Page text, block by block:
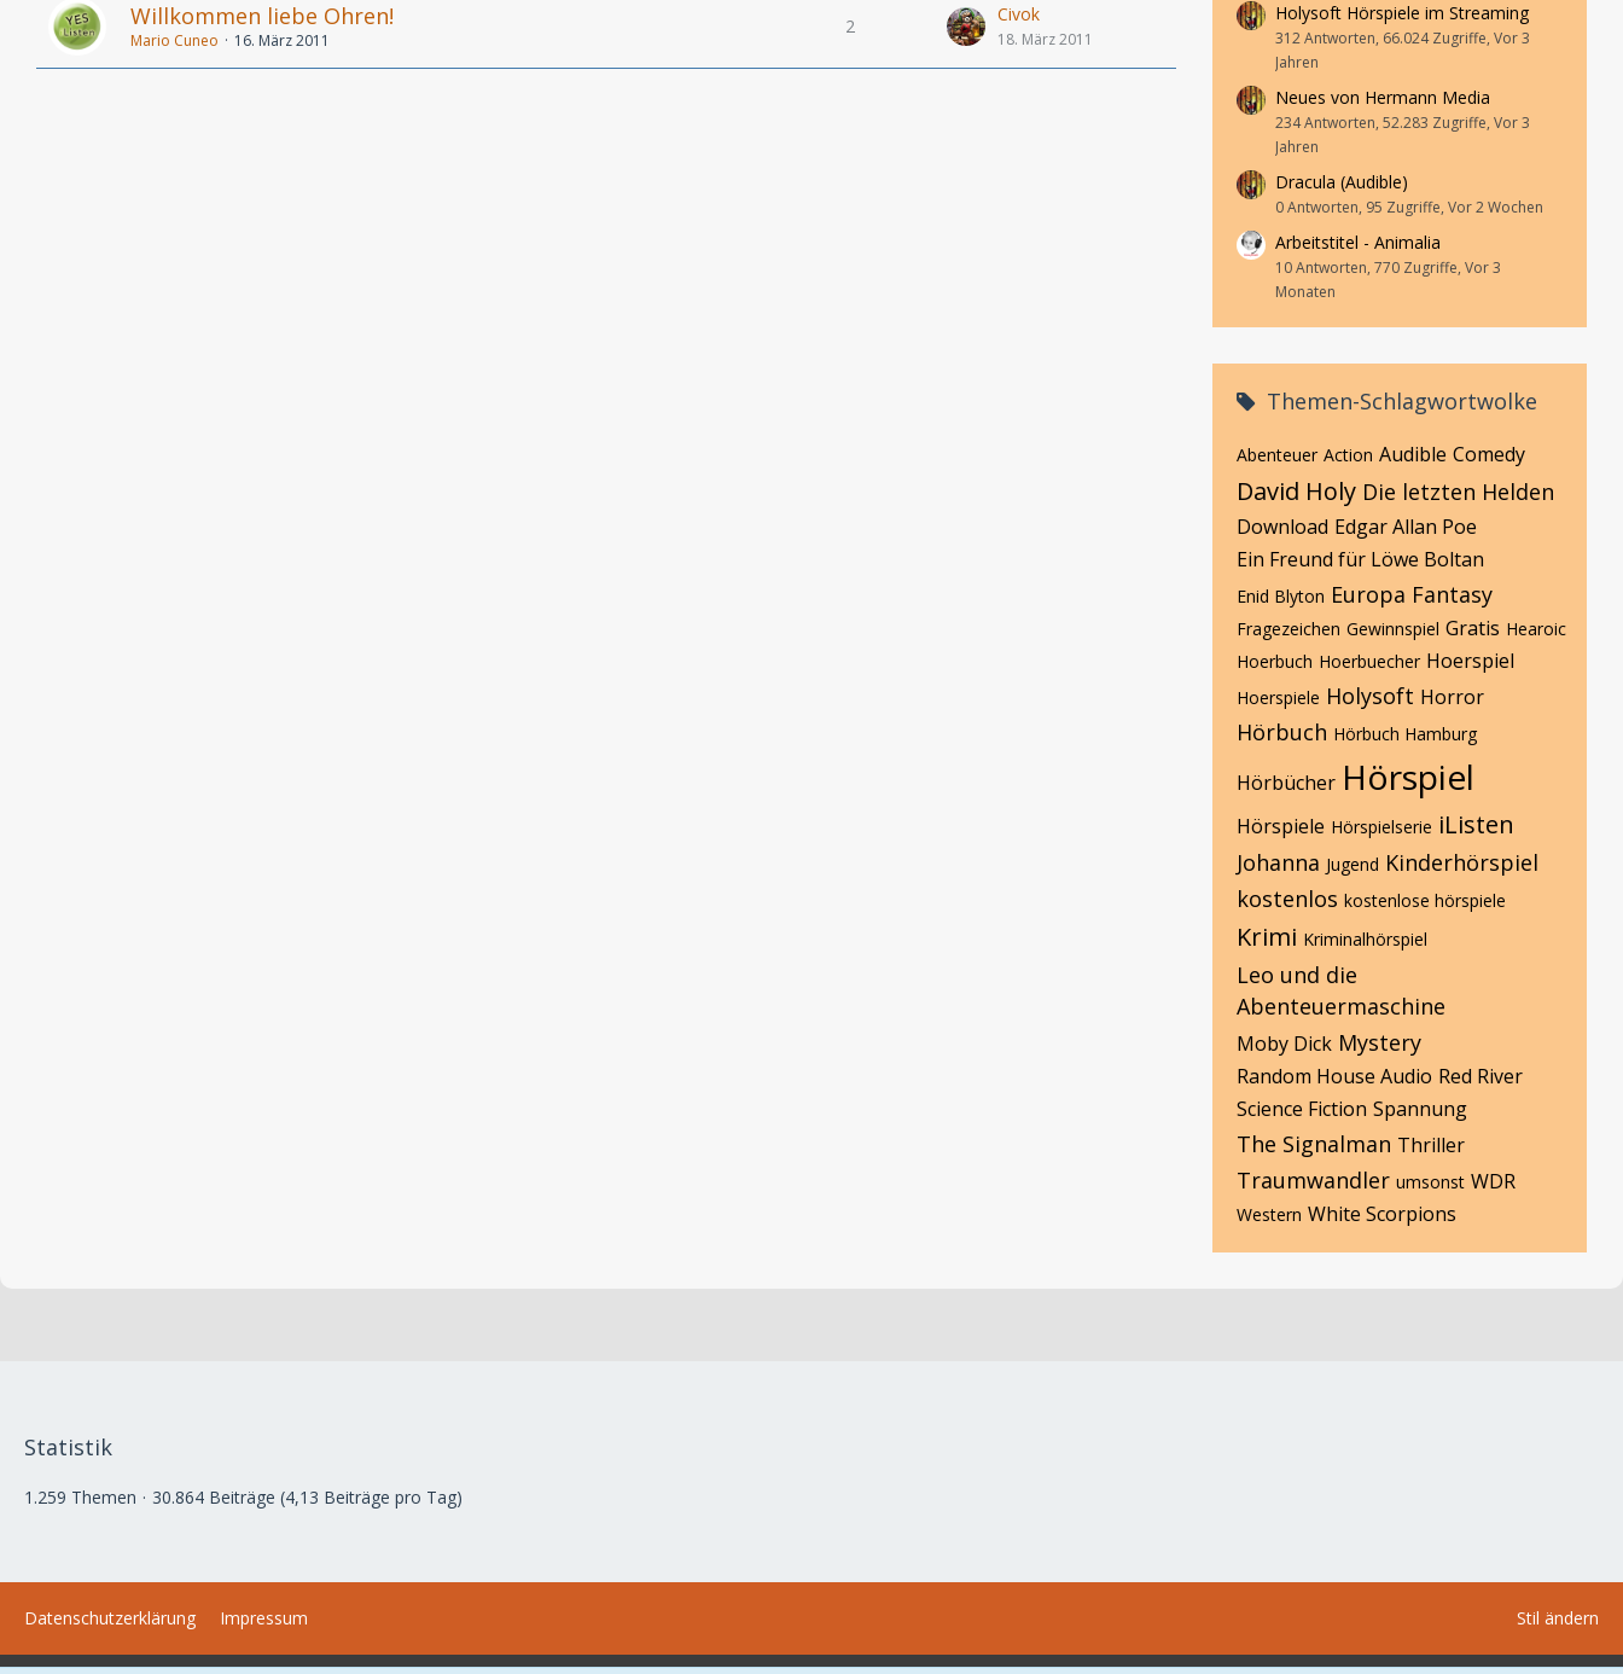
Willkommen liebe Ohren!
Mario Cuneo 16. März 2011
2
Civok
18. März 2011
Holysoft Hörspiele im Streaming
312 Antworten, 66.024 Zugriffe, Vor 3
Jahren
Neues von Hermann Media
234 Antworten, 52.283 Zugriffe, Vor 3
Jahren
Dracula (Audible)
0 Antworten, 95 Zugriffe, Vor 2 Wochen
Arbeitstitel - Animalia
10 Antworten, 770 Zugriffe, Vor 3
Monaten
Themen-Schlagwortwolke
Abenteuer Action Audible Comedy
David Holy Die letzten Helden
Download Edgar Allan Poe
Ein Freund für Löwe Boltan
Enid Blyton Europa Fantasy
Fragezeichen Gewinnspiel Gratis Hearoic
Hoerbuch Hoerbuecher Hoerspiel
Hoerspiele Holysoft Horror
Hörbuch Hörbuch Hamburg
Hörbücher Hörspiel
Hörspiele Hörspielserie iListen
Johanna Jugend Kinderhörspiel
kostenlos kostenlose hörspiele
Krimi Kriminalhörspiel
Leo und die
Abenteuermaschine
Moby Dick Mystery
Random House Audio Red River
Science Fiction Spannung
The Signalman Thriller
Traumwandler umsonst WDR
Western White Scorpions
Statistik
1.259 Themen 30.864 Beiträge (4,13 Beiträge pro Tag)
Stil ändern
Datenschutzerklärung Impressum